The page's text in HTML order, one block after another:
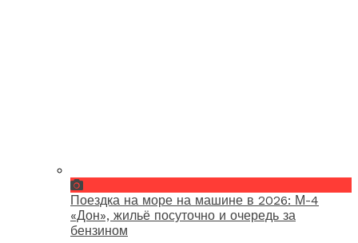
Поездка на море на машине в 2026: М-4
«Дон», жильё посуточно и очередь за
бензином